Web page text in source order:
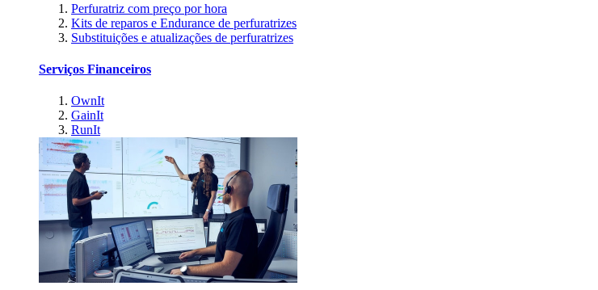
Perfuratriz com preço por hora
Kits de reparos e Endurance de perfuratrizes
Substituições e atualizações de perfuratrizes
Serviços Financeiros
OwnIt
GainIt
RunIt